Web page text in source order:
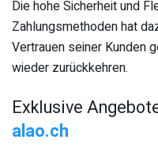
Die hohe Sicherheit und
Zahlungsmethoden hat
Vertrauen seiner Kunden
wieder zurückkehren.
Exklusive
alao.ch